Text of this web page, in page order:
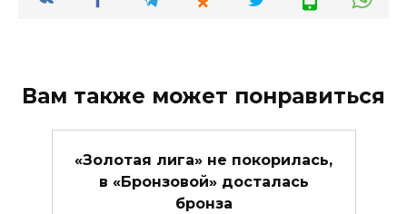
Вам также может понравиться
«Золотая лига» не покорилась,
в «Бронзовой» досталась
бронза